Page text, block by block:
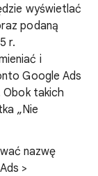
wyświetlać
podaną
r.
i
Google Ads
Obok takich
„Nie
nazwę
>